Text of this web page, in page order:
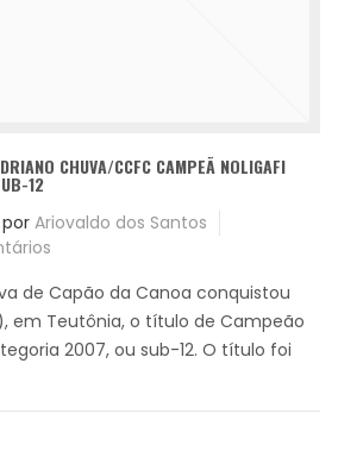
CHUVA/CCFC CAMPEÃ NOLIGAFI
12
Ariovaldo dos Santos
de Capão da Canoa conquistou
em Teutônia, o título de Campeão
2007, ou sub-12. O título foi